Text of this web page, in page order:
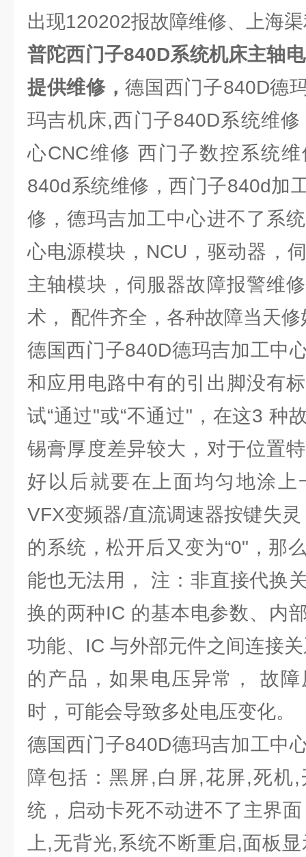
出现120202报故障维修、上海
普陀西门子840D系统机床主轴
提供维修，德国西门子840D德
玛吉机床,西门子840D系统维
心CNC维修 西门子数控系统
840d系统维修，西门子840d加
修，德玛吉加工中心进不了系
心电源模块，NCU，驱动器，
主轴模块，伺服器故障报警维
术， 配件齐全，各种故障当天修
德国西门子840D德玛吉加工中
和应用电路中有的引出脚没有
试“通过"或“不通过"，在这3 种
锡膏厚度差异较大，对于位置
好以后就要在上面均匀地涂
VFX变频器/直流调速器按键失
的系统，松开后又变为“0"，那
能也无法用， 注：非直接代换
换的两种IC 的基本电参数、内
功能、IC 与外部元件之间连接
的产品，如果电压异常， 故
时，可能会导致多处电压变化。
德国西门子840D德玛吉加工中
障包括：黑屏,白屏,花屏,死机
统，启动卡死不动进不了主界
上,无背光,系统不断重启,面板